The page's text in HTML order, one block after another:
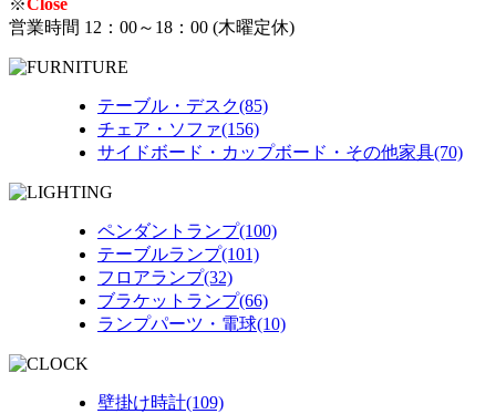
※Close
営業時間 12：00～18：00 (木曜定休)
テーブル・デスク(85)
チェア・ソファ(156)
サイドボード・カップボード・その他家具(70)
ペンダントランプ(100)
テーブルランプ(101)
フロアランプ(32)
ブラケットランプ(66)
ランプパーツ・電球(10)
壁掛け時計(109)